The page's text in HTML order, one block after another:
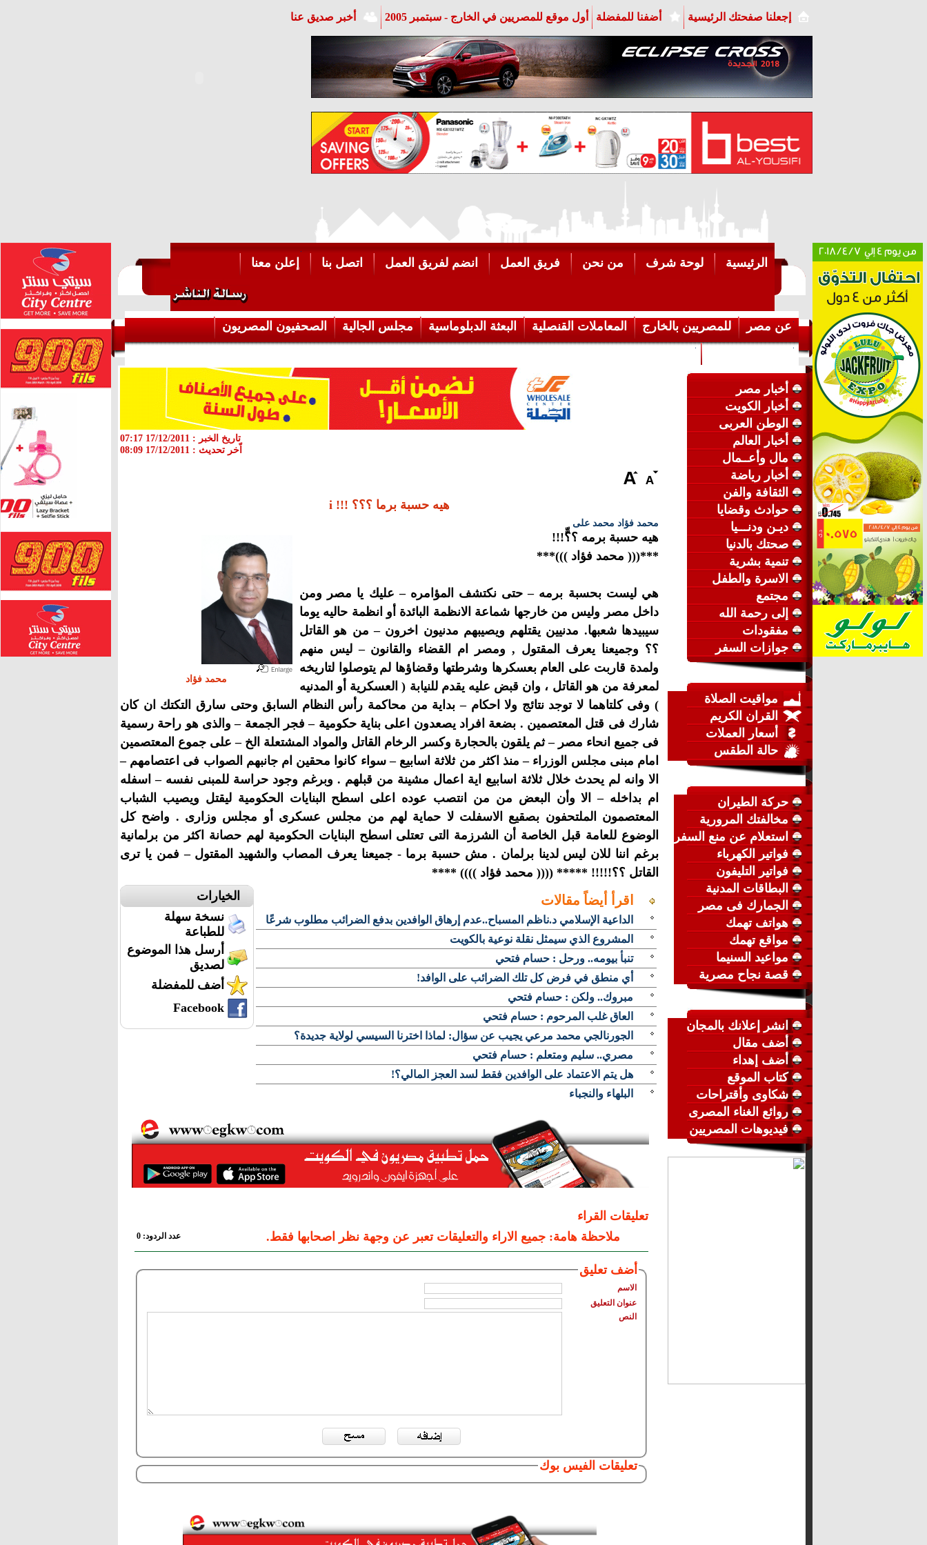
إجعلنا صفحتك الرئيسية أضفنا للمفضلة أول موقع للمصريين في الخارج - سبتمبر 2005 أخبر صديق عنا
الرئيسية لوحة شرف من نحن فريق العمل انضم لفريق العمل اتصل بنا إعلن معنا
عن مصر للمصريين بالخارج المعاملات القنصلية البعثة الدبلوماسية مجلس الجالية
الصحفيون المصريون
أخبار مصر
أخبار الكويت
الوطن العربى
أخبار العالم
مال وأعــمال
أخبار رياضة
الثقافة والفن
حوادث وقضايا
ديـن ودنـــيا
صحتك بالدنيا
تنمية بشرية
الاسرة والطفل
مجتمع
إلى رحمة الله
مفقودات
جوازات السفر
مواقيت الصلاة
القران الكريم
أسعار العملات
حالة الطقس
حركة الطيران
مخالفتك المرورية
استعلام عن منع السفر
فواتير الكهرباء
فواتير التليفون
البطاقات المدنية
الجمارك فى مصر
هواتف تهمك
مواقع تهمك
مواعيد السنيما
قصة نجاح مصرية
انشر إعلانك بالمجان
أضف مقال
أضف إهداء
كتاب الموقع
شكاوى وأقتراحات
روائع الغناء المصرى
فيديوهات المصريين
تاريخ الخبر : 17/12/2011 07:17
اّخر تحديث : 17/12/2011 08:09
هيه حسبة برما ؟؟؟ !!! i
محمد فؤاد محمد على
محمد فؤاد
هيه حسبة برمه ؟؟ّّ!!!
***((( محمد فؤاد )))***
هي ليست بحسبة برمه – حتى نكتشف المؤامره – عليك يا مصر ومن
داخل مصر وليس من خارجها شماعة الانظمة البائدة أو انظمة حاليه يوما
سيبيدها شعبها. مدنيين يقتلهم ويصيبهم مدنيون اخرون – من هو القاتل
؟؟ وجميعنا يعرف المقتول , ومصر ام القضاء والقانون – ليس منهم
ولمدة قاربت على العام بعسكرها وشرطتها وقضاؤها لم يتوصلوا لتاريخه
لمعرفة من هو القاتل ، وان قبض عليه يقدم للنيابة ( العسكرية أو المدنيه
) وفى كلتاهما لا توجد نتائج ولا احكام – بداية من محاكمة رأس النظام السابق وحتى سارق التكتك ان كان
شارك فى قتل المعتصمين . بضعة افراد يصعدون اعلى بناية حكومية – فجر الجمعة – والذى هو راحة رسمية
فى جميع انحاء مصر – ثم يلقون بالحجارة وكسر الرخام القاتل والمواد المشتعلة الخ – على جموع المعتصمين
امام مبنى مجلس الوزراء – منذ اكثر من ثلاثة اسابيع – سواء كانوا محقين ام جانبهم الصواب فى اعتصامهم –
الا وانه لم يحدث خلال ثلاثة اسابيع اية اعمال مشينة من قبلهم . وبرغم وجود حراسة للمبنى نفسه – اسفله
ام بداخله – الا وأن البعض من من انتصب عوده اعلى اسطح البنايات الحكومية ليقتل ويصيب الشباب
المعتصمون الملتحفون بصقيع الاسفلت لا حماية لهم من مجلس عسكرى أو مجلس وزارى . واضح كل
الوضوع للعامة قبل الخاصة أن الشرزمة التى تعتلى اسطح البنايات الحكومية لهم حصانة اكثر من برلمانية
برغم اننا للان ليس لدينا برلمان . مش حسبة برما - جميعنا يعرف المصاب والشهيد المقتول – فمن يا ترى
القاتل ؟؟!!!!! ***** (((( محمد فؤاد )))) ****
الخيارات
نسخة سهلة
للطباعة
أرسل هذا الموضوع
لصديق
أضف للمفضلة
Facebook
اقرأ أيضاً مقالات
الداعية الإسلامي د.ناظم المسباح..عدم إرهاق الوافدين بدفع الضرائب مطلوب شرعًا
المشروع الذي سيمثل نقلة نوعية بالكويت
تنبأ بيومه.. ورحل : حسام فتحي
أي منطق في فرض كل تلك الضرائب على الوافد!
مبروك.. ولكن : حسام فتحي
العاق غلب المرحوم : حسام فتحي
الجورنالجي محمد مرعي يجيب عن سؤال: لماذا اخترنا السيسي لولاية جديدة؟
مصري.. سليم ومتعلم : حسام فتحي
هل يتم الاعتماد على الوافدين فقط لسد العجز المالي؟!
البلهاء والنجباء
تعليقات القراء
ملاحظة هامة: جميع الاراء والتعليقات تعبر عن وجهة نظر اصحابها فقط.
عدد الردود: 0
أضف تعليق
الاسم
عنوان التعليق
النص
تعليقات الفيس بوك